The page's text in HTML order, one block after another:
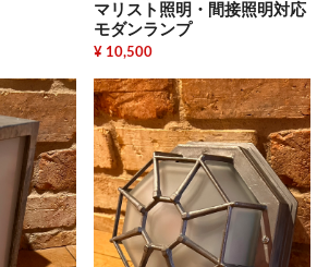
マリスト照明・間接照明対応
モダンランプ
¥ 10,500